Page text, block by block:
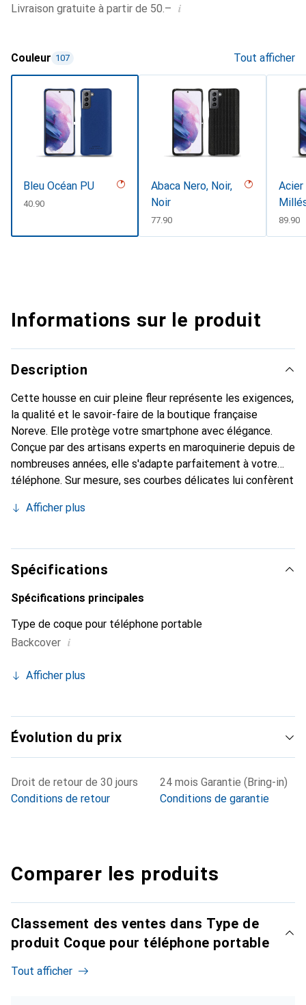
Livraison gratuite à partir de 50.– i
Couleur 107 Tout afficher
Bleu Océan PU
CHF
40.90
Abaca Nero, Noir,
Noir
CHF
77.90
Acier
CHF
89.90
Informations sur le produit
Description
Cette housse en cuir pleine fleur représente les exigences,
la qualité et le savoir-faire de la boutique française
Noreve. Elle protège votre smartphone avec élégance.
Conçue par des artisans experts en maroquinerie depuis de
nombreuses années, elle s'adapte parfaitement à votre
téléphone. Sur mesure, ses courbes délicates lui confèrent
et indispensable de votre smartphone. Reconnaître
marque Noreve est un choix sûr pour une clientèle
exigeante.
Afficher plus
Spécifications
Spécifications principales
Type de coque pour téléphone portable
Backcover i
Afficher plus
Évolution du prix
Droit de retour de 30 jours
Conditions de retour
24 mois Garantie (Bring-in)
Conditions de garantie
Comparer les produits
Classement des ventes dans Type de
produit Coque pour téléphone portable
Tout afficher